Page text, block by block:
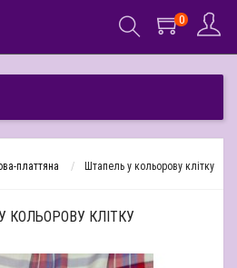
0
платтяна Штапель у кольорову клітку
КОЛЬОРОВУ КЛІТКУ